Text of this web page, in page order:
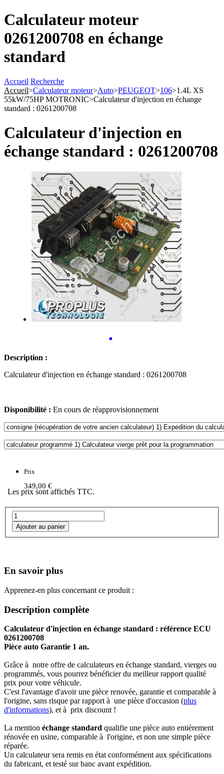
Calculateur moteur
0261200708 en échange
standard
Accueil Recherche
Accueil>Calculateur moteur>Auto>PEUGEOT>106>1.4L XS
55kW/75HP MOTRONIC>Calculateur d'injection en échange
standard : 0261200708
Calculateur d'injection en
échange standard : 0261200708
•
Description :
Calculateur d'injection en échange standard : 0261200708
Disponibilité : En cours de réapprovisionnement
Prix
349,00 €
Les prix sont affichés TTC.
En savoir plus
Apprenez-en plus concernant ce produit :
Description complète
Calculateur d'injection en échange standard : référence ECU
0261200708
Pièce auto Garantie 1 an.
Grâce à notre offre de calculateurs en échange standard, vierges ou
programmés, vous pourrez bénéficier du meilleur rapport qualité
prix pour votre véhicule.
C'est l'avantage d'avoir une pièce renovée, garantie et comparable à
l'origine, sans risque par rapport à une pièce d'occasion (plus
d'informations), et à prix discount !
La mention échange standard qualifie une pièce auto entièrement
rénovée en usine, comparable à l'origine, et non une simple pièce
réparée.
Un calculateur sera remis en état conformément aux spécifications
du fabricant, et testé sur banc avant expédition.